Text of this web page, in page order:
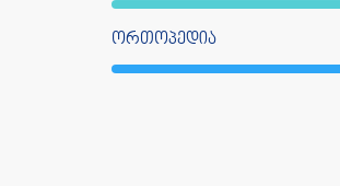
ორთოპედია